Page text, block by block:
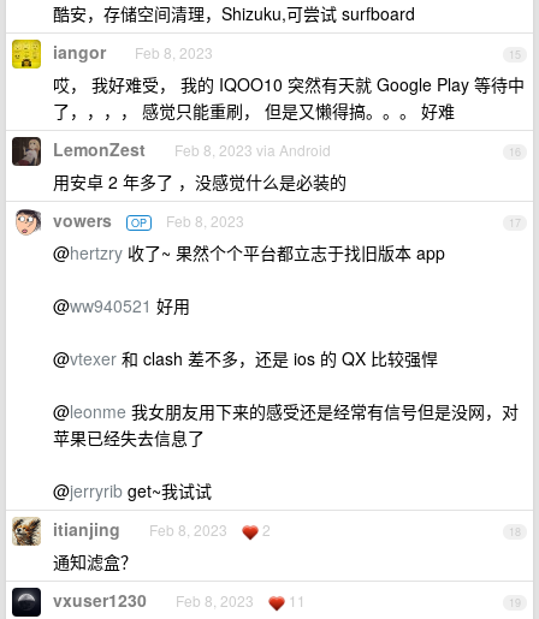
酷安，存储空间清理，Shizuku,可尝试 surfboard
15
iangor Feb 8, 2023
哎， 我好难受， 我的 IQOO10 突然有天就 Google Play 等待中
了，，，， 感觉只能重刷， 但是又懒得搞。。。 好难
16
LemonZest Feb 8, 2023 via Android
用安卓 2 年多了 ，没感觉什么是必装的
17
vowers OP Feb 8, 2023
@hertzry 收了~ 果然个个平台都立志于找旧版本 app
@ww940521 好用
@vtexer 和 clash 差不多，还是 ios 的 QX 比较强悍
@leonme 我女朋友用下来的感受还是经常有信号但是没网，对
苹果已经失去信息了
@jerryrib get~我试试
18
itianjing Feb 8, 2023 2
通知滤盒？
19
vxuser1230 Feb 8, 2023 11